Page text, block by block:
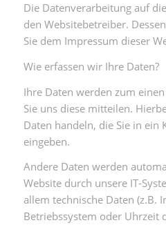
Die Datenverarbeitung auf
den Websitebetreiber.
Sie dem Impressum dieser
Wie erfassen wir Ihre Daten?
Ihre Daten werden zum
Sie uns diese mitteilen.
Daten handeln, die Sie in ein
eingeben.
Andere Daten werden
Website durch unsere IT-
allem technische Daten (z.B.
Betriebssystem oder Uhrzeit